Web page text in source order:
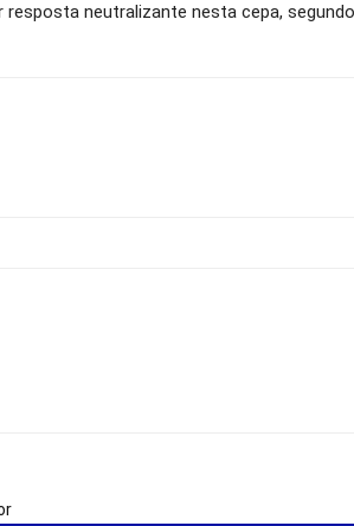
neutralizante nesta cepa,